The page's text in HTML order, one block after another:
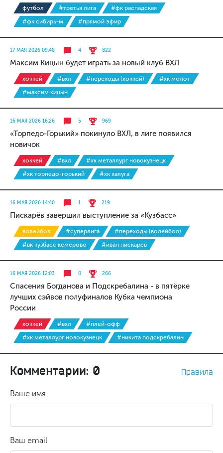
футбол #третья лига
#фк распадская
#фк сибирь-м
#прямой эфир
17 МАЯ 2026 09:48 4 822
Максим Кицын будет играть за новый клуб ВХЛ
хоккей #вхл #переходы (хоккей)
#хк молот
#максим кицын
16 МАЯ 2026 16:26 5 969
«Торпедо-Горький» покинуло ВХЛ, в лиге появился
новичок
хоккей #вхл
#хк металлург новокузнецк
#хк торпедо-горький
#хк калуга
16 МАЯ 2026 14:40 1 219
Пискарёв завершил выступление за «Кузбасс»
волейбол #суперлига
#переходы (волейбол)
#вк кузбасс кемерово
#иван пискарев
16 МАЯ 2026 12:03 0 266
Спасения Богданова и Подскребалина - в пятёрке
лучших сэйвов полуфиналов Кубка чемпиона
России
хоккей #вхл
#плей-офф
#хк металлург новокузнецк
#никита подскребалин
Комментарии: 0 Правила
Ваше имя
Ваш email